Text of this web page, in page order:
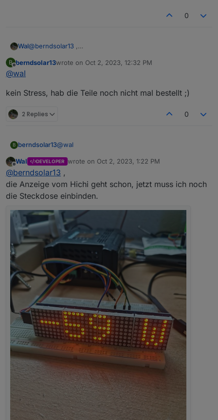
0
Wal@berndsolar13 ,
ein Testaufbau.
B
Offline
berndsolar13wrote on Oct 2, 2023, 12:32 PM
last edited by
@wal
kein Stress, hab die Teile noch nicht mal bestellt ;)
2 Replies 0
B berndsolar13@wal
kein Stress, hab die Teile noch nicht mal bestellt
;)
Offline
Wal DEVELOPER wrote on Oct 2, 2023, 1:22 PM
last edited by
@berndsolar13 ,
die Anzeige vom Hichi geht schon, jetzt muss ich noch
die Steckdose einbinden.